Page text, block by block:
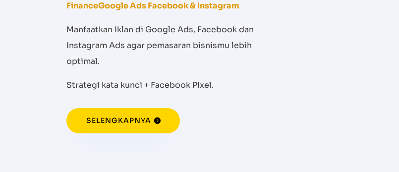
FinanceGoogle Ads Facebook & Instagram
Manfaatkan Iklan di Google Ads, Facebook dan
Instagram Ads agar pemasaran bisnismu lebih
optimal.
Strategi kata kunci + Facebook Pixel.
SELENGKAPNYA